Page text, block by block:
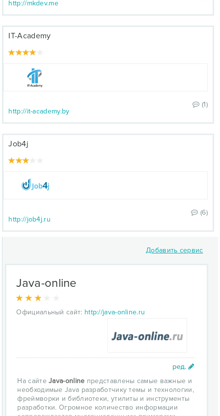
http://mkdev.me
IT-Academy
(1)
http://it-academy.by
Job4j
(6)
http://job4j.ru
Добавить сервис
Java-online
Официальный сайт: http://java-online.ru
На сайтеJava-online представлены самые важные и
необходимые Java разработчику темы и технологии,
фреймворки и библиотеки, утилиты и инструменты
разработки. Огромное количество информации